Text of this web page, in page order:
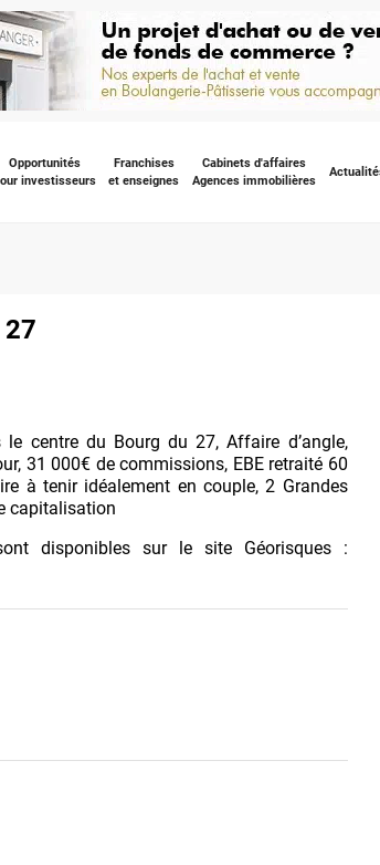
Opportunités
investisseurs
Franchises
et enseignes
Cabinets d'affaires
Agences immobilières
centre du Bourg du 27, Affaire d’angle,
31 000€ de commissions, EBE retraité 60
à tenir idéalement en couple, 2 Grandes
capitalisation
disponibles sur le site Géorisques :